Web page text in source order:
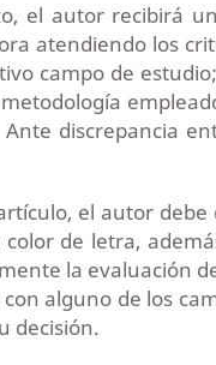
el autor recibirá
atendiendo los
campo de
discrepancia
el autor
de letra,
la evaluación
alguno de los
su decisión.